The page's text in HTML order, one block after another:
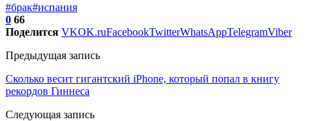
#брак#испания
0 66
Поделится VKOK.ruFacebookTwitterWhatsAppTelegramViber
Предыдущая запись
Сколько весит гигантский iPhone, который попал в книгу
рекордов Гиннеса
Следующая запись